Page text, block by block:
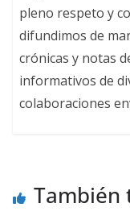
pleno respeto y
difundimos de
crónicas y notas
informativos de
colaboraciones
También